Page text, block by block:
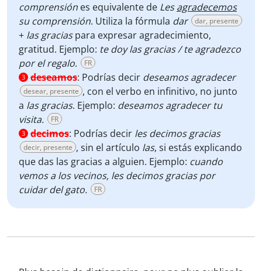
comprensión es equivalente de Lesagradecemos
su comprensión. Utiliza la fórmula dar dar, presente
+ las graciaspara expresar agradecimiento,
gratitud. Ejemplo: te doy las gracias / te agradezco
por el regalo. FR
3 deseamos: Podrías decir deseamos agradecer
desear, presente , con el verbo en infinitivo, no junto
a las gracias. Ejemplo: deseamos agradecer tu
visita.
FR
3 decimos: Podrías decir les decimos gracias
decir, presente , sin el artículo las, si estás explicando
que das las gracias a alguien. Ejemplo: cuando
vemos a los vecinos, les decimos gracias por
cuidar del gato.
FR